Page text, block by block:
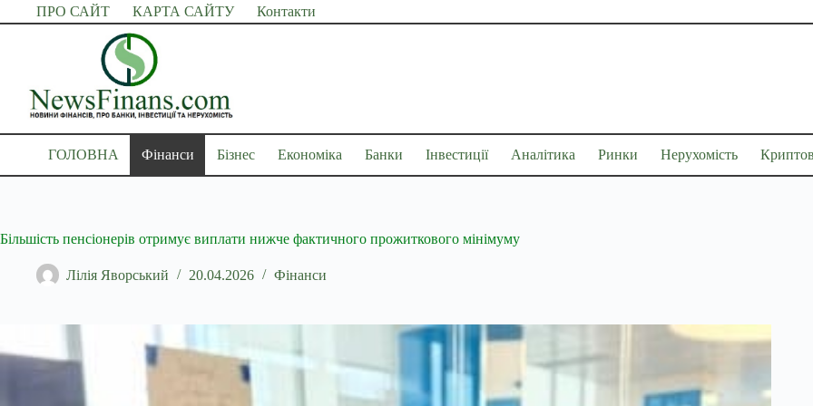
Перейти
до
ПРО САЙТ КАРТА САЙТУ Контакти
ГОЛОВНА Фінанси Бізнес Економіка Банки Інвестиції Аналітика Ринки Нерухомість
Більшість пенсіонерів отримує виплати нижче фактичного прожиткового мінімуму
Лілія Яворський 20.04.2026 Фінанси